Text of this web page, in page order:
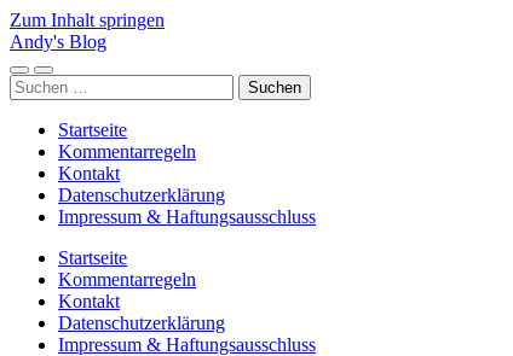
Zum Inhalt springen
Andy's Blog
Mobile-
Menü
Suchfeld
ein-/ausblenden
Suchen
nach:
Startseite
Kommentarregeln
Kontakt
Datenschutzerklärung
Impressum & Haftungsausschluss
Startseite
Kommentarregeln
Kontakt
Datenschutzerklärung
Impressum & Haftungsausschluss